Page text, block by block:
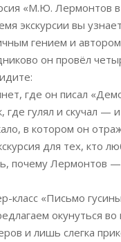
«М.Ю. Лермонтов
экскурсии вы
гением и
он провёл
где он писал
где гулял и скучал —
в котором он
для тех, кто
почему Лермонтов
класс «Письмо
окунуться
и лишь слегка